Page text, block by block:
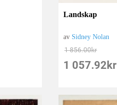
Landskap
av Sidney Nolan
1 856.00kr
1 057.92 kr